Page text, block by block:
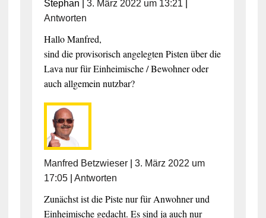
Stephan 3. März 2022 um 13:21
Antworten
Hallo Manfred,
sind die provisorisch angelegten Pisten über die
Lava nur für Einheimische / Bewohner oder
auch allgemein nutzbar?
Manfred Betzwieser| 3. März 2022 um
17:05| Antworten
Zunächst ist die Piste nur für Anwohner und
Einheimische gedacht. Es sind ja auch nur